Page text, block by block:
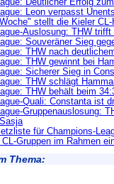
Deutlicher Erfolg
Leon verpasst
stellt die Kieler
Auslosung: THW
Souveräner Sieg
THW nach
THW gewinnt bei
Sicherer Sieg in
THW schlägt
THW behält beim
Quali: Constanta ist
Gruppenauslosung:
für Champions-
Gruppen im Rahmen
Thema: